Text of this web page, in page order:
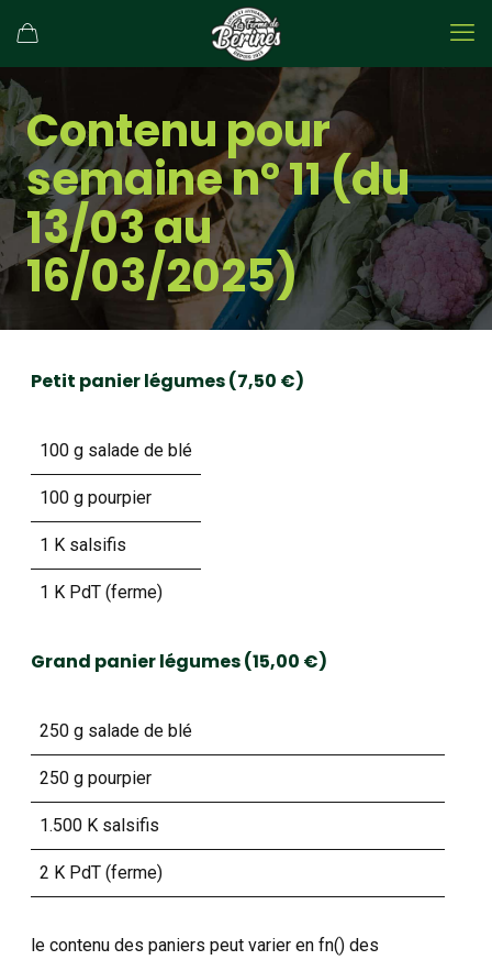
Contenu pour
semaine n° 11 (du
13/03 au
16/03/2025)
Petit panier légumes (7,50 €)
100 g salade de blé
100 g pourpier
1 K salsifis
1 K PdT (ferme)
Grand panier légumes (15,00 €)
250 g salade de blé
250 g pourpier
1.500 K salsifis
2 K PdT (ferme)
le contenu des paniers peut varier en fn() des